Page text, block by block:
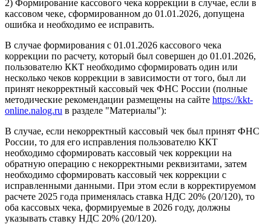
2) Формирование кассового чека коррекции в случае, если в
кассовом чеке, сформированном до 01.01.2026, допущена
ошибка и необходимо ее исправить.
В случае формирования с 01.01.2026 кассового чека
коррекции по расчету, который был совершен до 01.01.2026,
пользователю ККТ необходимо сформировать один или
несколько чеков коррекции в зависимости от того, был ли
принят некорректный кассовый чек ФНС России (полные
методические рекомендации размещены на сайте https://kkt-
online.nalog.ru в разделе "Материалы"):
В случае, если некорректный кассовый чек был принят ФНС
России, то для его исправления пользователю ККТ
необходимо сформировать кассовый чек коррекции на
обратную операцию с некорректными реквизитами, затем
необходимо сформировать кассовый чек коррекции с
исправленными данными. При этом если в корректируемом
расчете 2025 года применялась ставка НДС 20% (20/120), то
оба кассовых чека, формируемые в 2026 году, должны
указывать ставку НДС 20% (20/120).